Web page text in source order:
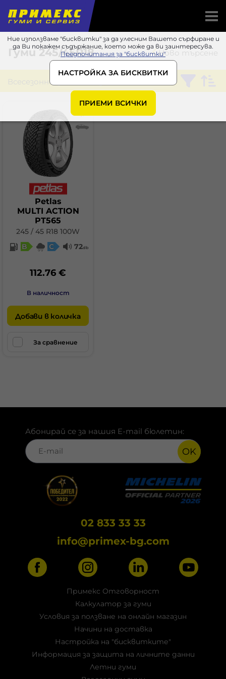
Ние използваме "бисквитки" за да улесним Вашето сърфиране и
да Ви покажем съдържание, което може да ви заинтересува.
Предпочитания за "бисквитки"
НАСТРОЙКА ЗА БИСКВИТКИ
ПРИЕМИ ВСИЧКИ
Ново търсене
Гуми245/45R18
Всесезонни
Petlas
MULTI ACTION
PT565
245 / 45 R18 100W
B
C 72db
112.76 €
В наличност
Добави в количка
За сравнение
Абонирай се за нашия E-mail бюлетин:
OK
02 833 33 33
info@primex-bg.com
Примекс Отговорност
Калкулатор за гуми
Условия за ползване на онлайн магазин
Начини на доставка
Настройка на "бисквитките"
Информация за защита на личните данни
Летни гуми